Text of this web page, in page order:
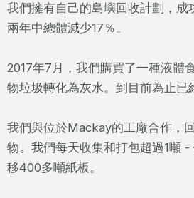
我們擁有自己的島嶼回收計劃，成
兩年中總體減少17％。
2017年7月，我們購買了一種液體
物垃圾轉化為灰水。到目前為止已
我們與位於Mackay的工廠合作，
物。我們每天收集和打包超過1噸
移400多噸紙板。